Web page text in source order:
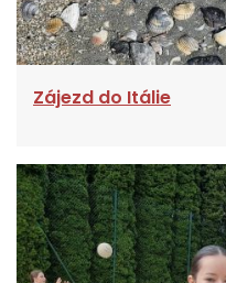
Zájezd do Itálie